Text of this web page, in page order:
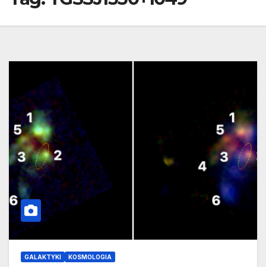
GALAKTYKI KOSMOLOGIA